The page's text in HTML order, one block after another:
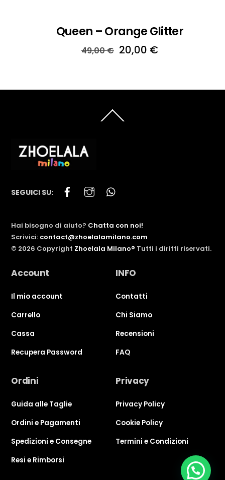
Queen – Orange Glitter
49,00€ Il
era:
20,00 €Il
è:
To
SEGUICI SU:
FacebookInstagram
Hai bisogno di aiuto? Chatta con noi!
Scrivici: contact@zhoelalamilano.com
© 2026 Copyright Zhoelala Milano® Tutti i diritti riservati.
Account
Il mio account
Carrello
Cassa
Recupera Password
INFO
Contatti
Chi Siamo
Recensioni
FAQ
Ordini
Guida alle Taglie
Ordini e Pagamenti
Spedizioni e Consegne
Resi e Rimborsi
Privacy
Privacy Policy
Cookie Policy
Termini e Condizioni